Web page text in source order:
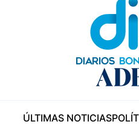
ÚLTIMAS NOTICIAS